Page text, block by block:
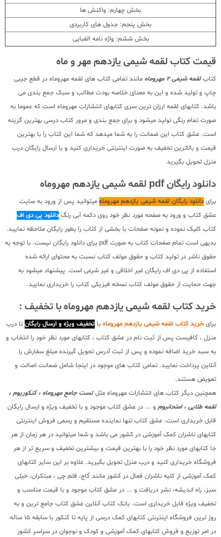
بخش چهارم: واکنش ها
بخش پنجم: جدول های کاربردی
بخش ششم: واژه نامه الفبایی
قیمت کتاب لقمه شیمی یازدهم مهر و ماه
کتابلقمه شیمی 2 مهروماه
مانند تمامی کتاب های لقمه مهروماه در قطع جیبی
چاپ و تولید شده و این به معنای خلاصه بودت مطالب و سبک جمع بندی می
باشد. کتابهای لقمه ارزان ترین سری کتابهای انتشارات مهروماه است که عموما به
صورت تمام رنگی تولید میشود و برای جمع بندی و مرور کتاب درسی بهترین گزینه
است. عشق کتاب این ضمانت را به شما میدهد که شما این کتاب را با بهترین
قیمت و بالاترین تخفیف به صورت اینترنتی خریداری کنید و با ارسال رایگان درب
منزل تحویل بگیرید
دانلود رایگان pdf لقمه شیمی یازدهم مهروماه
برای دانلود رایگان لقمه شیمی یازدهم مهروماه میتوانید پس از ورود به سایت
عشق کتاب و ورود به صفحه مورد نظر خود روی دکمه آبی رنگ دانلود پی دی اف
کتاب کلیک نموده و نمونه صفحات با بخشی از کتاب را بطور رایگان ملاحظه نمایید.
بدیهی است تمام صفحات کتاب به صورت pdf برای دانلود رایگان نیست. با توجه به
حقوق ناشر در تولید کتاب و حقوق مولف کتاب نسبت به محتوای ارائه شده
استفاده از پی دی اف رایگان غیر اخلاقی و غیر شرعی است. پیشنهاد میشود به
جهت حمایت از حقوق مولف کتاب نسخه فیزیکی کتاب را خریداری نمایید.
خرید کتاب لقمه شیمی یازدهم مهروماه با تخفیف :
برای خرید کتاب لقمه شیمی یازدهم مهروماه با تخفیف ویژه و ارسال رایگان تا درب
منزل ، کافیست پس از ثبت نام در عشق کتاب ، کتابهای مورد نظر خود را انتخاب و
به سبد خرید اضافه نموده و پس از ثبت آدرس تحویل گیرنده مبلغ سفارش را
آنلاین پرداخت نمایید. تمامی کتاب های موجود در اینجا شامل ضمانت اصالت و
تعویض هستند.
همچنین دیگر کتاب های انتشارات مهروماه مثلتست جامع مهروماه ، کنکوریوم ،
لقمه طلایی ، امتحانیوم و ... در عشق کتاب موجود و با تخفیف ویژه و ارسال رایگان
قابل خریداری است. عشق کتاب تنها نماینده مستقیم و رسمی فروش اینترنتی
کتابهای ناشران کمک آموزشی در کشور می باشد و شما میتوانید در هر زمان از هر
جا کتابهای مورد نظر خود را با بهترین قیمت و بیشترین تخفیف و سریع تر از هر
فروشگاه خریداری کنید و درب منزل تحویل بگیرید. علاوه بر این سایر کتابهای
کمک آموزشی از کلیه ناشران فعال در کشور مانند گاج، قلم چی ، مبتکران، خیلی
سبز، راه اندیشه، نشر دریافت و ... در عشق کتاب موجود و با قیمت مناسب و
تخفیف ویژه قابل خریداری است. بانک کتاب آنلاین عشق کتاب جامع ترین و به
روز ترین فروشگاه اینترنتی کتابهای کمک درسی از پایه تا کنکور با سابقه 15 ساله
در امر توزیع و فروش کتابهای کمک آموزشی و کودک و نوجوان در سراسر کشور